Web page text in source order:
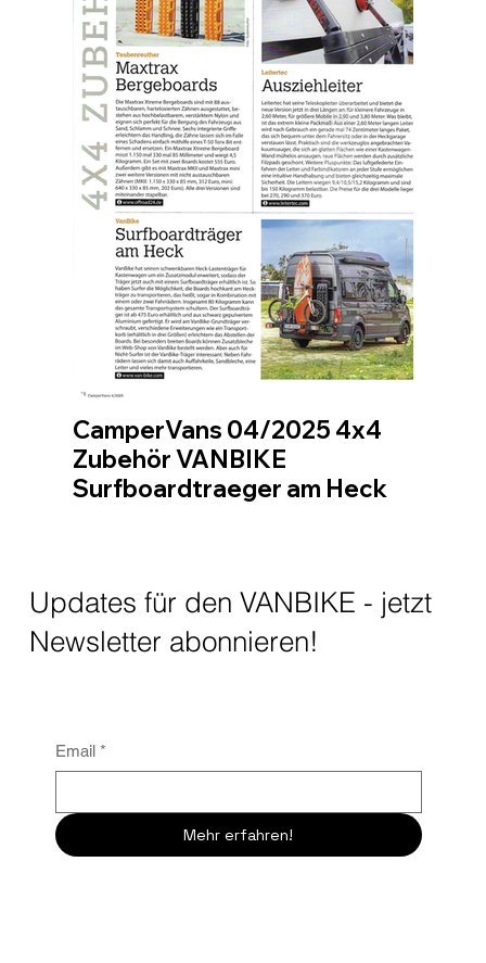
CamperVans 04/2025 4x4
Zubehör VANBIKE
Surfboardtraeger am Heck
Updates für den VANBIKE - jetzt
Newsletter abonnieren!
Email *
Mehr erfahren!